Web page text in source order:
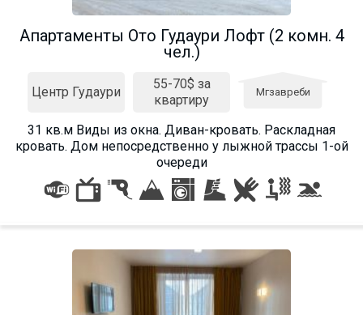
Апартаменты Ото Гудаури Лофт (2 комн. 4
чел.)
Центр Гудаури
55-70$ за
квартиру
Мгзавреби
31 кв.м Виды из окна. Диван-кровать. Раскладная
кровать. Дом непосредственно у лыжной трассы 1-ой
очереди